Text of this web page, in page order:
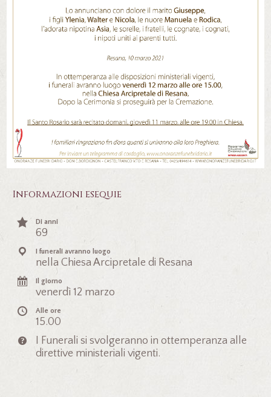
Informazioni esequie
Di anni
69
I funerali avranno luogo
nella Chiesa Arcipretale di Resana
Il giorno
venerdì 12 marzo
Alle ore
15.00
I Funerali si svolgeranno in ottemperanza alle
direttive ministeriali vigenti.